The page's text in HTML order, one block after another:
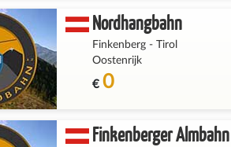
Nordhangbahn
Finkenberg -Tirol
Oostenrijk
€0
Finkenberger